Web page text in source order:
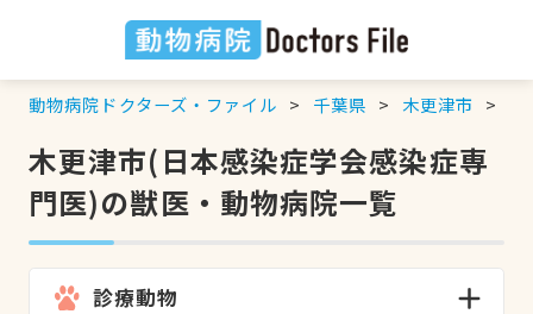
動物病院ドクターズ・ファイル 千葉県 木更津市
木更津市(日本感染症学会感染症専
門医)の獣医・動物病院一覧
診療動物